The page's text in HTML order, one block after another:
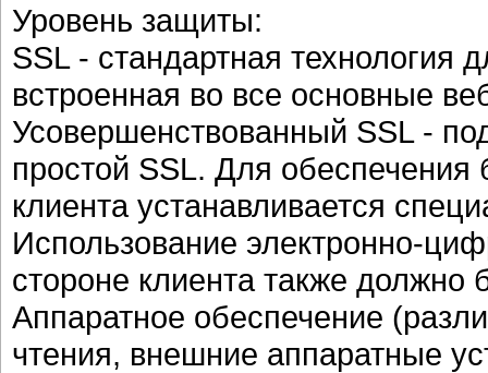
Уровень защиты:
SSL - стандартная
встроенная во все основные
Усовершенствованный SSL -
простой SSL. Для обеспечения
клиента устанавливается
Использование электронно-
стороне клиента также
Аппаратное обеспечение
чтения, внешние аппаратные